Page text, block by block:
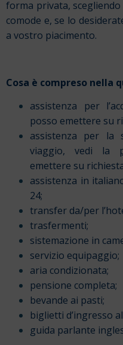
forma privata,
comode e, se lo
a vostro piacimento.
Cosa è compreso nella
assistenza per
posso emettere su
assistenza per la
viaggio, vedi la
emettere su
assistenza in
24;
transfer da/per
trasfermenti;
sistemazione in
servizio equipaggio;
aria condizionata;
pensione completa;
bevande ai pasti;
biglietti d’ingresso
guida parlante